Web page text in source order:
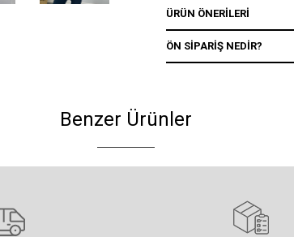
ÜRÜN ÖNERILERI
ÖN SIPARIŞ NEDIR?
Benzer Ürünler